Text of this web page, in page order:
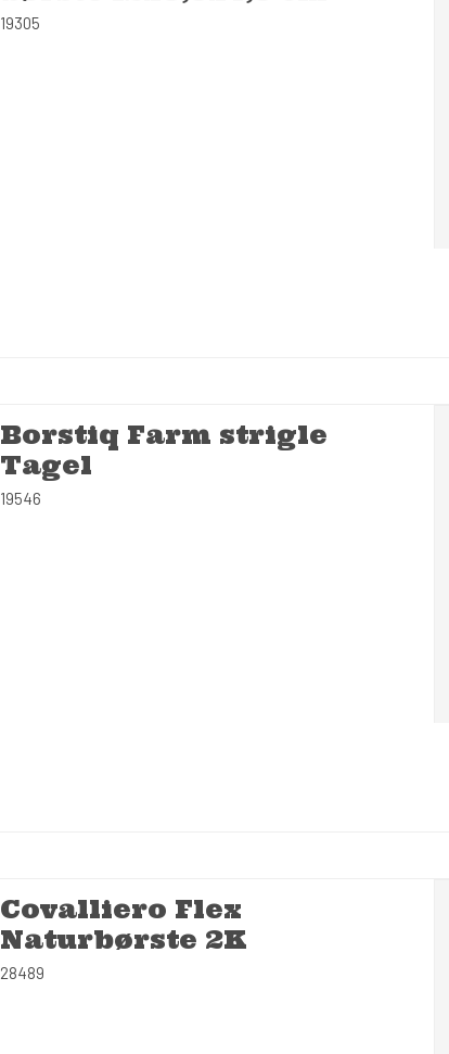
19305
Borstiq Farm strigle
Tagel
19546
Covalliero Flex
Naturbørste 2K
28489